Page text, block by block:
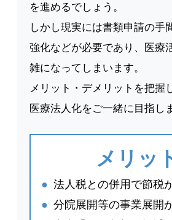
を進めるでしょう。
しかし現実には書類申請の手
強化などが必要であり、医療
雑になってしまいます。
メリット・デメリットを把握
医療法人化をご一緒に目指し
メリッ
● 法人税との併用で節税
● 分院展開等の事業展開